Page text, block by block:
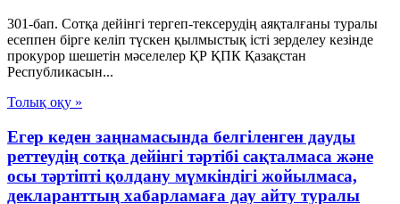
301-бап. Сотқа дейінгі тергеп-тексерудің аяқталғаны туралы
есеппен бірге келіп түскен қылмыстық істі зерделеу кезінде
прокурор шешетін мәселелер ҚР ҚПК Қазақстан
Республикасын...
Толық оқу »
Егер кеден заңнамасында белгіленген дауды
реттеудің сотқа дейінгі тәртібі сақталмаса және
осы тәртіпті қолдану мүмкіндігі жойылмаса,
декларанттың хабарламаға дау айту туралы